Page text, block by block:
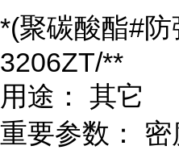
*(聚碳酸酯#
3206ZT/**
用途： 其它
重要参数：